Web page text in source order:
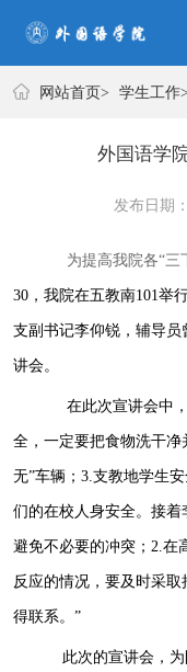
学生工作
网站首页> 学生工作>
外国语学
发布日期
为提高我院各“三
30，我院在五教南101举
支副书记李仰锐，辅导员
讲会。
在此次宣讲会中，
全，一定要把食物洗干净
无”车辆； 3.支教地学生
们的在校人身安全。接着
避免不必要的冲突； 2 .在
反应的情况，要及时采取
得联系。”
此次的宣讲会，